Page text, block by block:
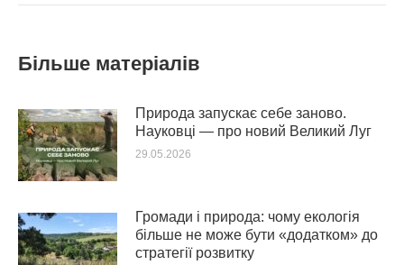
Більше матеріалів
Природа запускає себе заново.
Науковці — про новий Великий Луг
29.05.2026
Громади і природа: чому екологія
більше не може бути «додатком» до
стратегії розвитку